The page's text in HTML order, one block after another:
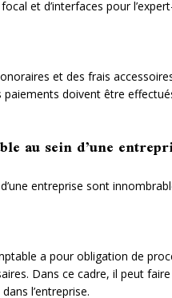
et d’interfaces pour
et des frais
doivent être
au sein d’une
entreprise sont
a pour obligation de
Dans ce cadre, il peut
l’entreprise.